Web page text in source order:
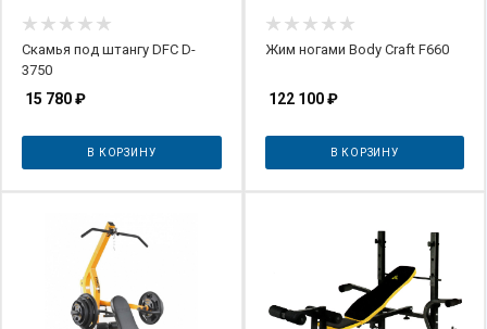
Скамья под штангу DFC D-
3750
15 780₽
В КОРЗИНУ
Жим ногами Body Craft F660
122 100₽
В КОРЗИНУ